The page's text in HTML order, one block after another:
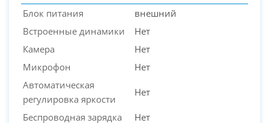
Блок питания
внешний
Встроенные динамики
Нет
Камера
Нет
Микрофон
Нет
Автоматическая
регулировка яркости
Нет
Беспроводная зарядка
Нет